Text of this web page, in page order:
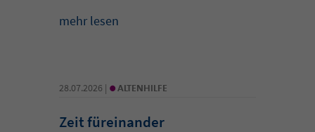
mehr lesen
28.07.2026 | • ALTENHILFE
Zeit füreinander